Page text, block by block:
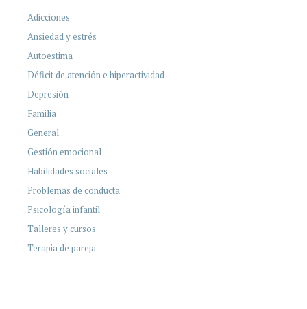
Adicciones
Ansiedad y estrés
Autoestima
Déficit de atención e hiperactividad
Depresión
Familia
General
Gestión emocional
Habilidades sociales
Problemas de conducta
Psicología infantil
Talleres y cursos
Terapia de pareja